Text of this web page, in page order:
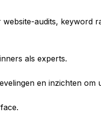
audits, keyword
als experts.
en inzichten om